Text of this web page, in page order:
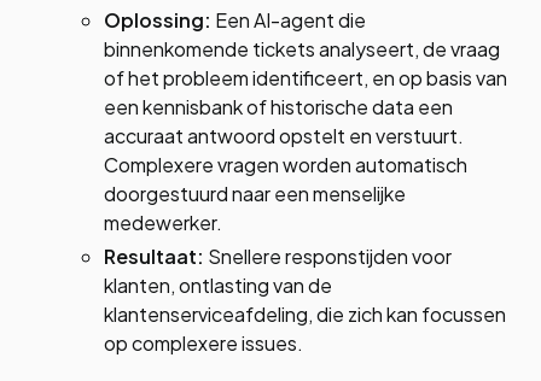
Oplossing: Een AI-agent die
binnenkomende tickets analyseert, de vraag
of het probleem identificeert, en op basis van
een kennisbank of historische data een
accuraat antwoord opstelt en verstuurt.
Complexere vragen worden automatisch
doorgestuurd naar een menselijke
medewerker.
Resultaat: Snellere responstijden voor
klanten, ontlasting van de
klantenserviceafdeling, die zich kan focussen
op complexere issues.